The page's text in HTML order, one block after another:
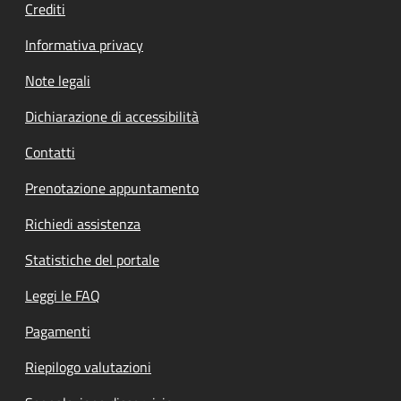
Crediti
Informativa privacy
Note legali
Dichiarazione di accessibilità
Contatti
Prenotazione appuntamento
Richiedi assistenza
Statistiche del portale
Leggi le FAQ
Pagamenti
Riepilogo valutazioni